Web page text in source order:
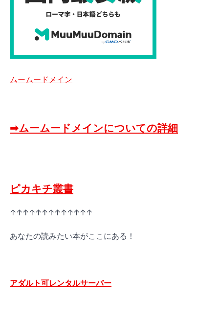
ムームードメイン
➡ムームードメインについての詳細
ピカキチ叢書
↑↑↑↑↑↑↑↑↑↑↑↑↑
あなたの読みたい本がここにある！
アダルト可レンタルサーバー